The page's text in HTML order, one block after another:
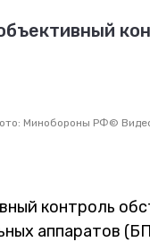
Минобороны РФ©
контроль
аппаратов